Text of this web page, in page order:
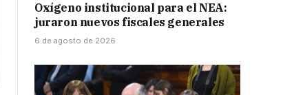
Oxígeno institucional para el NEA:
juraron nuevos fiscales generales
6 de agosto de 2026